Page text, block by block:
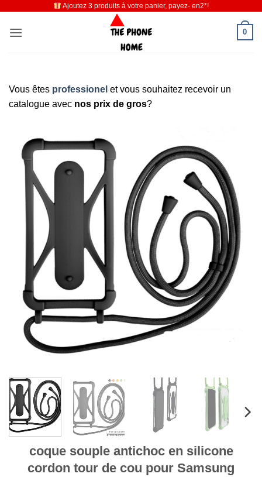
contenu
Ajoutez 3 produits à votre panier, payez- en2*!
0
Vous êtes professionel et vous souhaitez recevoir un
catalogue avec nos prix de gros?
coque souple antichoc en silicone
cordon tour de cou pour Samsung